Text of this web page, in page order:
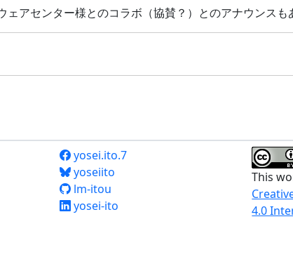
ェアセンター様とのコラボ（協賛？）とのアナウンスも
yosei.ito.7
yoseiito
lm-itou
yosei-ito
This
4.0